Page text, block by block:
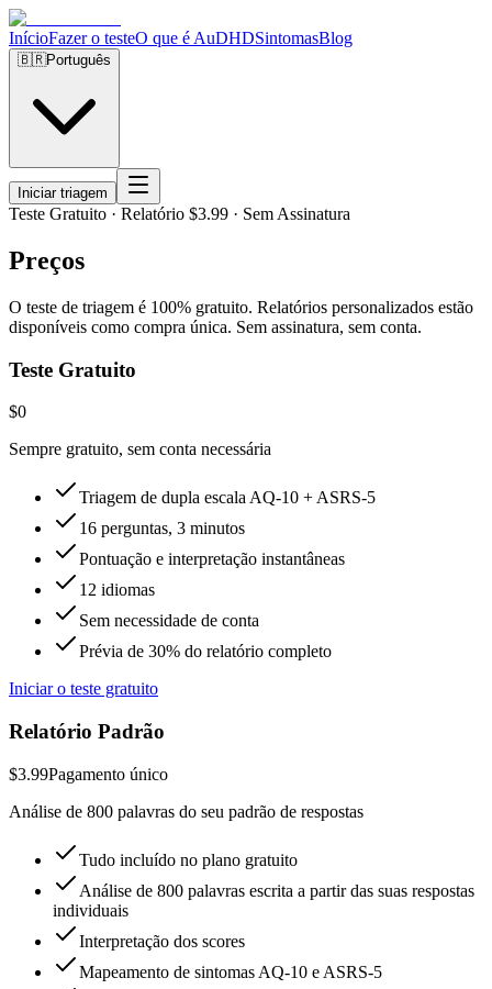
InícioFazer o testeO que é AuDHDSintomasBlog
🇧🇷Português
Iniciar triagem
Teste Gratuito · Relatório $3.99 · Sem Assinatura
Preços
O teste de triagem é 100% gratuito. Relatórios personalizados estão
disponíveis como compra única. Sem assinatura, sem conta.
Teste Gratuito
$0
Sempre gratuito, sem conta necessária
Triagem de dupla escala AQ-10 + ASRS-5
16 perguntas, 3 minutos
Pontuação e interpretação instantâneas
12 idiomas
Sem necessidade de conta
Prévia de 30% do relatório completo
Iniciar o teste gratuito
Relatório Padrão
$3.99Pagamento único
Análise de 800 palavras do seu padrão de respostas
Tudo incluído no plano gratuito
Análise de 800 palavras escrita a partir das suas respostas
individuais
Interpretação dos scores
Mapeamento de sintomas AQ-10 e ASRS-5